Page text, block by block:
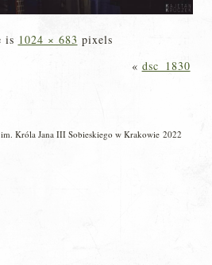
is 1024 × 683 pixels
« dsc_1830
Króla Jana III Sobieskiego w Krakowie 2022